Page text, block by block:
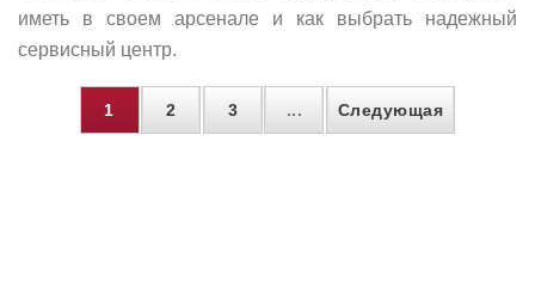
иметь в своем арсенале и как выбрать надежный
сервисный центр.
1 2 3 ... Следующая